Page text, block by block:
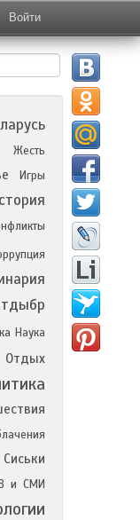
Войти
Жесть
Игры
Наука
Отдых
Сиськи
и СМИ